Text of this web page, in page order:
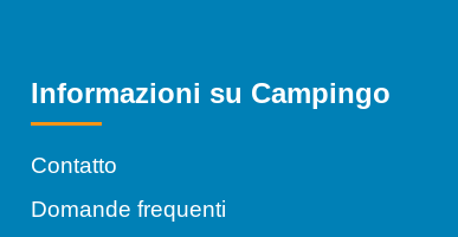
Informazioni su Campingo
Contatto
Domande frequenti